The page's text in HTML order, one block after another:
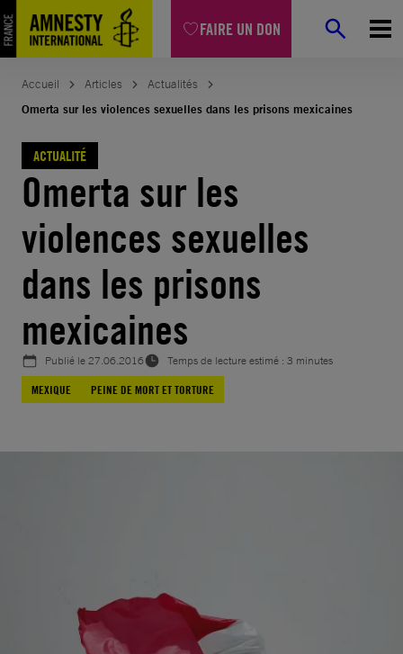
FAIRE UN DON
Aller
au
contenu
Accueil Articles
Actualités
Omerta sur les violences sexuelles dans les prisons mexicaines
ACTUALITÉ
Omerta sur les
violences sexuelles
dans les prisons
mexicaines
Publié le27.06.2016
Temps de lecture estimé : 3 minutes
MEXIQUE
PEINE DE MORT ET TORTURE